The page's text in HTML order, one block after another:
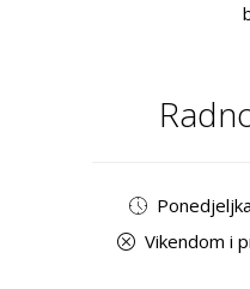
Vikendom i